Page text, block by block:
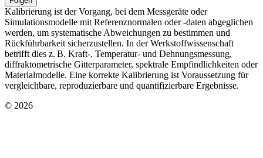
Kalibrierung ist der Vorgang, bei dem Messgeräte oder
Simulationsmodelle mit Referenznormalen oder -daten abgeglichen
werden, um systematische Abweichungen zu bestimmen und
Rückführbarkeit sicherzustellen. In der Werkstoffwissenschaft
betrifft dies z. B. Kraft-, Temperatur- und Dehnungsmessung,
diffraktometrische Gitterparameter, spektrale Empfindlichkeiten oder
Materialmodelle. Eine korrekte Kalibrierung ist Voraussetzung für
vergleichbare, reproduzierbare und quantifizierbare Ergebnisse.
© 2026